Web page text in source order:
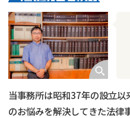
カードローン
当事務所は昭和37年の設立
のお悩みを解決してきた法律